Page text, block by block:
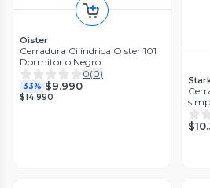
Oister
Cerradura Cilíndrica Oister 101
Dormitorio Negro
0(0)
33% $9.990
$14.990